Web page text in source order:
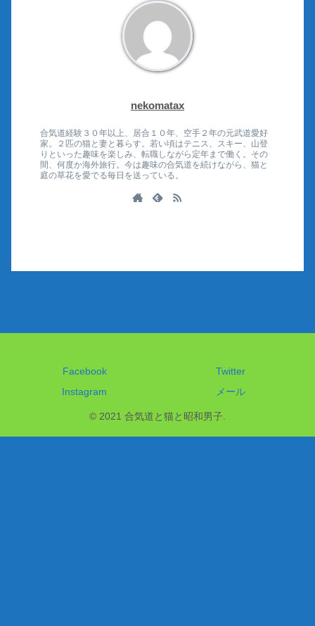
nekomatax
合気道経験３０年以上、居合１０年、空手２年の元武道愛好
家。２匹の猫と妻と暮らす。若い頃はテニス、スキー、山登
りといった趣味を楽しみ、転職しながら定年まで働く。その
間、何度か海外旅行。今は趣味の合気道を続けながら、猫と
庭の草花を愛でる毎日を送っている。
Facebook
Twitter
Instagram
メール
© 2021 合気道と猫と昭和男子.